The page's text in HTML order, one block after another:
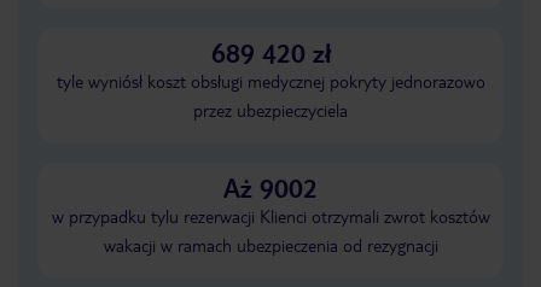
689 420 zł
tyle wyniósł koszt obsługi medycznej pokryty jednorazowo
przez ubezpieczyciela
Aż 9002
w przypadku tylu rezerwacji Klienci otrzymali zwrot kosztów
wakacji w ramach ubezpieczenia od rezygnacji